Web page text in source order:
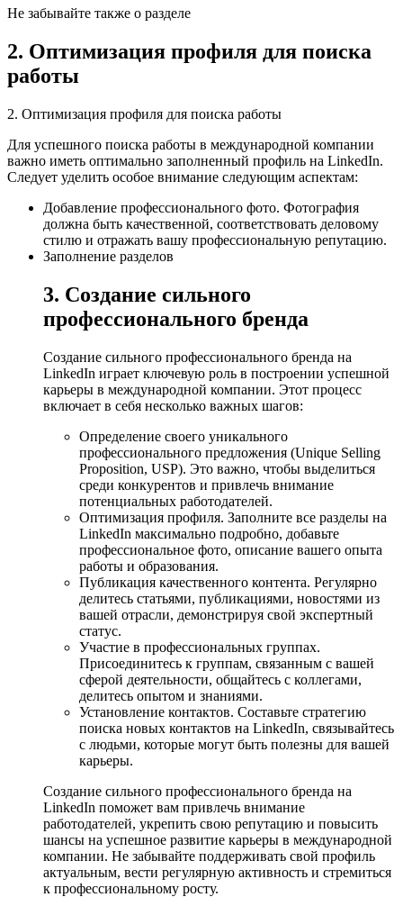
Не забывайте также о разделе
2. Оптимизация профиля для поиска
работы
2. Оптимизация профиля для поиска работы
Для успешного поиска работы в международной компании
важно иметь оптимально заполненный профиль на LinkedIn.
Следует уделить особое внимание следующим аспектам:
Добавление профессионального фото. Фотография
должна быть качественной, соответствовать деловому
стилю и отражать вашу профессиональную репутацию.
Заполнение разделов
3. Создание сильного
профессионального бренда
Создание сильного профессионального бренда на
LinkedIn играет ключевую роль в построении успешной
карьеры в международной компании. Этот процесс
включает в себя несколько важных шагов:
Определение своего уникального
профессионального предложения (Unique Selling
Proposition, USP). Это важно, чтобы выделиться
среди конкурентов и привлечь внимание
потенциальных работодателей.
Оптимизация профиля. Заполните все разделы на
LinkedIn максимально подробно, добавьте
профессиональное фото, описание вашего опыта
работы и образования.
Публикация качественного контента. Регулярно
делитесь статьями, публикациями, новостями из
вашей отрасли, демонстрируя свой экспертный
статус.
Участие в профессиональных группах.
Присоединитесь к группам, связанным с вашей
сферой деятельности, общайтесь с коллегами,
делитесь опытом и знаниями.
Установление контактов. Составьте стратегию
поиска новых контактов на LinkedIn, связывайтесь
с людьми, которые могут быть полезны для вашей
карьеры.
Создание сильного профессионального бренда на
LinkedIn поможет вам привлечь внимание
работодателей, укрепить свою репутацию и повысить
шансы на успешное развитие карьеры в международной
компании. Не забывайте поддерживать свой профиль
актуальным, вести регулярную активность и стремиться
к профессиональному росту.